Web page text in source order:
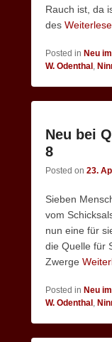
Rauch ist, da
des
Posted in Neu
W. Odenthal ,
Neu bei
8
Posted on 23.
Sieben
vom
nun eine für
die Quelle für
Zwerge
Posted in Neu
W. Odenthal ,